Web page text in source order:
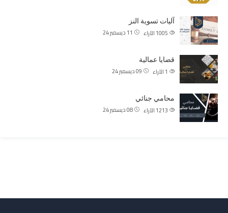
آليات تسوية النز
11 ديسمبر 24 الآراء
قضايا عمالية
09 ديسمبر 24 الآراء
محامي جنائي
08 ديسمبر 24 الآراء